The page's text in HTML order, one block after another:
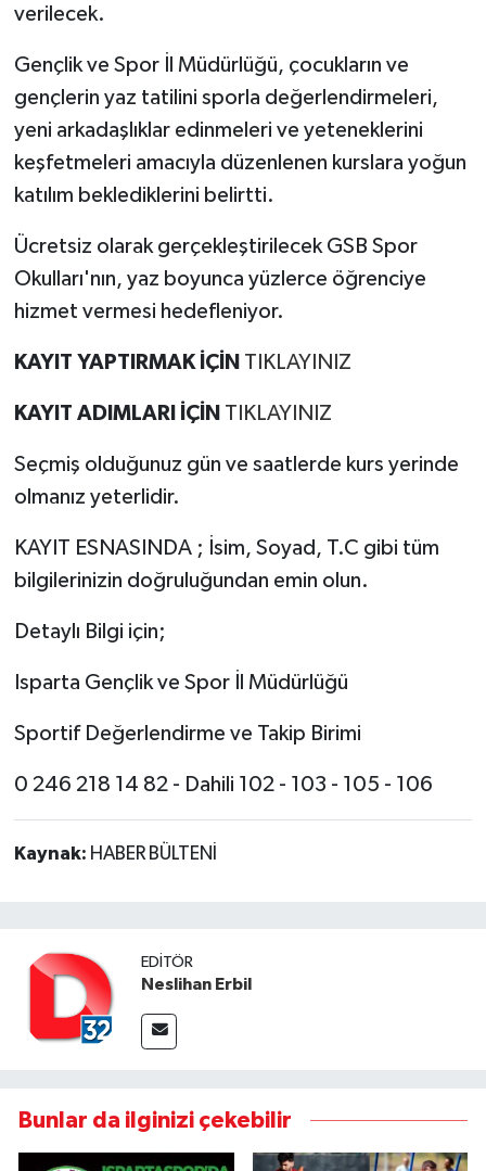
verilecek.
Gençlik ve Spor İl Müdürlüğü, çocukların ve
gençlerin yaz tatilini sporla değerlendirmeleri,
yeni arkadaşlıklar edinmeleri ve yeteneklerini
keşfetmeleri amacıyla düzenlenen kurslara yoğun
katılım beklediklerini belirtti.
Ücretsiz olarak gerçekleştirilecek GSB Spor
Okulları'nın, yaz boyunca yüzlerce öğrenciye
hizmet vermesi hedefleniyor.
KAYIT YAPTIRMAK İÇİN TIKLAYINIZ
KAYIT ADIMLARI İÇİN TIKLAYINIZ
Seçmiş olduğunuz gün ve saatlerde kurs yerinde
olmanız yeterlidir.
KAYIT ESNASINDA ; İsim, Soyad, T.C gibi tüm
bilgilerinizin doğruluğundan emin olun.
Detaylı Bilgi için;
Isparta Gençlik ve Spor İl Müdürlüğü
Sportif Değerlendirme ve Takip Birimi
0 246 218 14 82 - Dahili 102 - 103 - 105 - 106
Kaynak: HABER BÜLTENİ
EDITÖR
Neslihan Erbil
Bunlar da ilginizi çekebilir